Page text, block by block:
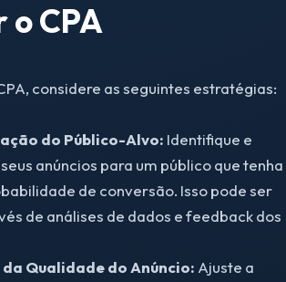
o CPA
considere as seguintes estratégias:
do Público-Alvo: Identifique e
anúncios para um público que tenha
de conversão. Isso pode ser
de análises de dados e feedback dos
Qualidade do Anúncio: Ajuste a